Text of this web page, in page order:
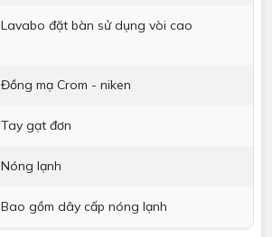
Lavabo đặt bàn sử dụng vòi cao
Đồng mạ Crom - niken
Tay gạt đơn
Nóng lạnh
Bao gồm dây cấp nóng lạnh